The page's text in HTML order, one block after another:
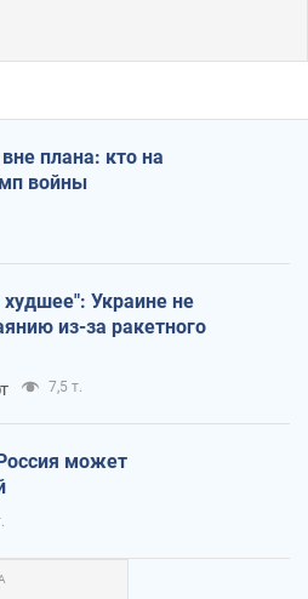
плана: кто на
войны
Украине не
из-за ракетного
7,5 т.
может